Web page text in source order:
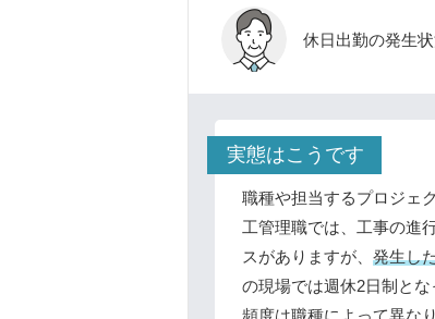
休日出勤の発生
実態はこうです
職種や担当するプロジェ
工管理職では、工事の進
スがありますが、 発生し
の現場では週休2日制と
頻度は職種によって異な